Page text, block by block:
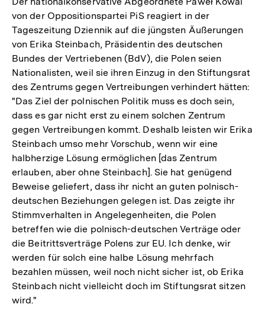
von der Oppositionspartei PiS reagiert in der
Tageszeitung Dziennik auf die jüngsten Äußerungen
von Erika Steinbach, Präsidentin des deutschen
Bundes der Vertriebenen (BdV), die Polen seien
Nationalisten, weil sie ihren Einzug in den Stiftungsrat
des Zentrums gegen Vertreibungen verhindert hätten:
"Das Ziel der polnischen Politik muss es doch sein,
dass es gar nicht erst zu einem solchen Zentrum
gegen Vertreibungen kommt. Deshalb leisten wir Erika
Steinbach umso mehr Vorschub, wenn wir eine
halbherzige Lösung ermöglichen [das Zentrum
erlauben, aber ohne Steinbach]. Sie hat genügend
Beweise geliefert, dass ihr nicht an guten polnisch-
deutschen Beziehungen gelegen ist. Das zeigte ihr
Stimmverhalten in Angelegenheiten, die Polen
betreffen wie die polnisch-deutschen Verträge oder
die Beitrittsverträge Polens zur EU. Ich denke, wir
werden für solch eine halbe Lösung mehrfach
bezahlen müssen, weil noch nicht sicher ist, ob Erika
Steinbach nicht vielleicht doch im Stiftungsrat sitzen
wird."